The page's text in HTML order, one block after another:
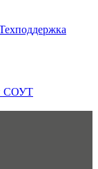
СОУТ